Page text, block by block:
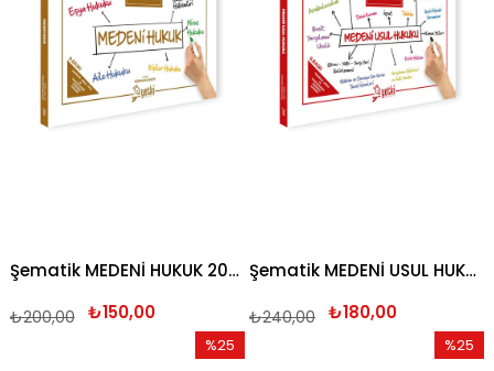
Şematik MEDENİ HUKUK 2026
₺150,00
₺200,00
Şematik MEDENİ USUL HUKUKU 2026
₺180,00
₺240,00
%25
%25